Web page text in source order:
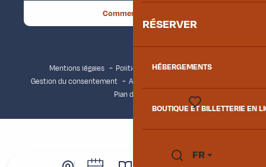
RÉSERVER
HÉBERGEMENTS
BOUTIQUE ET BILLETTERIE EN
FR
Comment venir ?
Mentions légales
Politique de confidentialité
Gestion du consentement
Accessibilité : non conforme
Plan du site